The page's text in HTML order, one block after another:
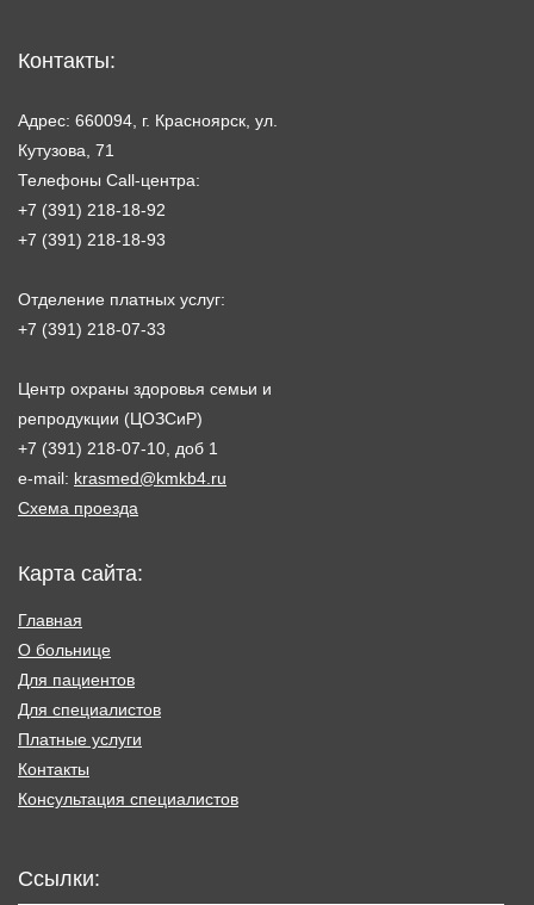
Контакты:
Адрес: 660094, г. Красноярск, ул.
Кутузова, 71
Телефоны Call-центра:
+7 (391) 218-18-92
+7 (391) 218-18-93
Отделение платных услуг:
+7 (391) 218-07-33
Центр охраны здоровья семьи и
репродукции (ЦОЗСиР)
+7 (391) 218-07-10, доб 1
e-mail: krasmed@kmkb4.ru
Схема проезда
Карта сайта:
Главная
О больнице
Для пациентов
Для специалистов
Платные услуги
Контакты
Консультация специалистов
Ссылки: